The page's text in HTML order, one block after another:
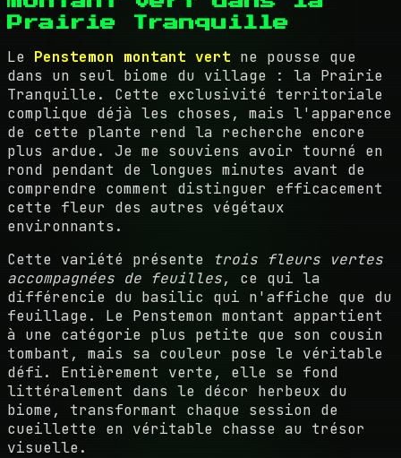
Prairie Tranquille
Le Penstemon montant vert ne pousse que
dans un seul biome du village : la Prairie
Tranquille. Cette exclusivité territoriale
complique déjà les choses, mais l'apparence
de cette plante rend la recherche encore
plus ardue. Je me souviens avoir tourné en
rond pendant de longues minutes avant de
comprendre comment distinguer efficacement
cette fleur des autres végétaux
environnants.
Cette variété présente
trois fleurs vertes
accompagnées de feuilles, ce qui la
différencie du basilic qui n'affiche que du
feuillage. Le Penstemon montant appartient
à une catégorie plus petite que son cousin
tombant, mais sa couleur pose le véritable
défi. Entièrement verte, elle se fond
littéralement dans le décor herbeux du
biome, transformant chaque session de
cueillette en véritable chasse au trésor
visuelle.